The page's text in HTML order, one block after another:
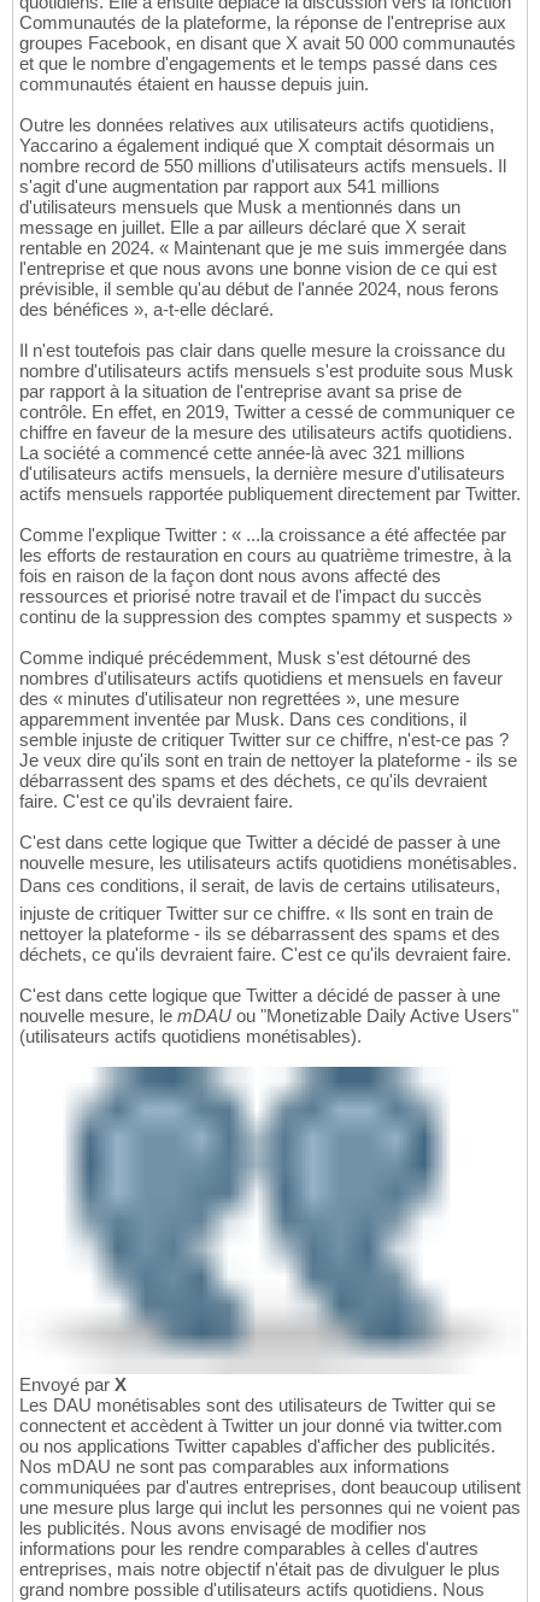
Communautés de la plateforme, la réponse de l'entreprise aux
groupes Facebook, en disant que X avait 50 000 communautés
et que le nombre d'engagements et le temps passé dans ces
communautés étaient en hausse depuis juin.
Outre les données relatives aux utilisateurs actifs quotidiens,
Yaccarino a également indiqué que X comptait désormais un
nombre record de 550 millions d'utilisateurs actifs mensuels. Il
s'agit d'une augmentation par rapport aux 541 millions
d'utilisateurs mensuels que Musk a mentionnés dans un
message en juillet. Elle a par ailleurs déclaré que X serait
rentable en 2024. « Maintenant que je me suis immergée dans
l'entreprise et que nous avons une bonne vision de ce qui est
prévisible, il semble qu'au début de l'année 2024, nous ferons
des bénéfices », a-t-elle déclaré.
Il n'est toutefois pas clair dans quelle mesure la croissance du
nombre d'utilisateurs actifs mensuels s'est produite sous Musk
par rapport à la situation de l'entreprise avant sa prise de
contrôle. En effet, en 2019, Twitter a cessé de communiquer ce
chiffre en faveur de la mesure des utilisateurs actifs quotidiens.
La société a commencé cette année-là avec 321 millions
d'utilisateurs actifs mensuels, la dernière mesure d'utilisateurs
actifs mensuels rapportée publiquement directement par Twitter.
Comme l'explique Twitter : « ...la croissance a été affectée par
les efforts de restauration en cours au quatrième trimestre, à la
fois en raison de la façon dont nous avons affecté des
ressources et priorisé notre travail et de l'impact du succès
continu de la suppression des comptes spammy et suspects »
Comme indiqué précédemment, Musk s'est détourné des
nombres d'utilisateurs actifs quotidiens et mensuels en faveur
des « minutes d'utilisateur non regrettées », une mesure
apparemment inventée par Musk. Dans ces conditions, il
semble injuste de critiquer Twitter sur ce chiffre, n'est-ce pas ?
Je veux dire qu'ils sont en train de nettoyer la plateforme - ils se
débarrassent des spams et des déchets, ce qu'ils devraient
faire. C'est ce qu'ils devraient faire.
C'est dans cette logique que Twitter a décidé de passer à une
nouvelle mesure, les utilisateurs actifs quotidiens monétisables.
Dans ces conditions, il serait, de lavis de certains utilisateurs,
injuste de critiquer Twitter sur ce chiffre. « Ils sont en train de
nettoyer la plateforme - ils se débarrassent des spams et des
déchets, ce qu'ils devraient faire. C'est ce qu'ils devraient faire.
C'est dans cette logique que Twitter a décidé de passer à une
nouvelle mesure, le mDAU ou "Monetizable Daily Active Users"
(utilisateurs actifs quotidiens monétisables).
Envoyé par X
Les DAU monétisables sont des utilisateurs de Twitter qui se
connectent et accèdent à Twitter un jour donné via twitter.com
ou nos applications Twitter capables d'afficher des publicités.
Nos mDAU ne sont pas comparables aux informations
communiquées par d'autres entreprises, dont beaucoup utilisent
une mesure plus large qui inclut les personnes qui ne voient pas
les publicités. Nous avons envisagé de modifier nos
informations pour les rendre comparables à celles d'autres
entreprises, mais notre objectif n'était pas de divulguer le plus
grand nombre possible d'utilisateurs actifs quotidiens. Nous